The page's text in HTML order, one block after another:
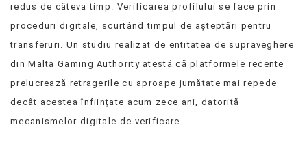
redus de câteva timp. Verificarea profilului se face prin
proceduri digitale, scurtând timpul de așteptări pentru
transferuri. Un studiu realizat de entitatea de supraveghere
din Malta Gaming Authority atestă că platformele recente
prelucrează retragerile cu aproape jumătate mai repede
decât acestea înființate acum zece ani, datorită
mecanismelor digitale de verificare.